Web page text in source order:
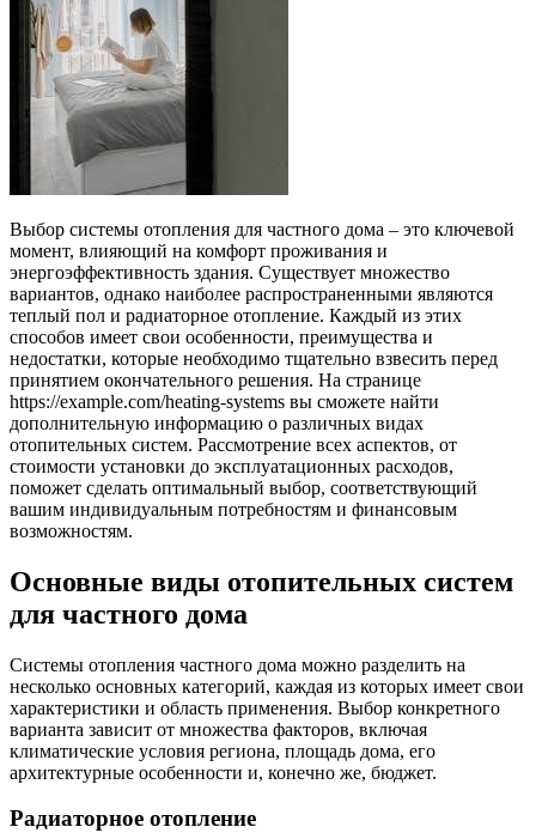
Выбор системы отопления для частного дома – это ключевой
момент, влияющий на комфорт проживания и
энергоэффективность здания. Существует множество
вариантов, однако наиболее распространенными являются
теплый пол и радиаторное отопление. Каждый из этих
способов имеет свои особенности, преимущества и
недостатки, которые необходимо тщательно взвесить перед
принятием окончательного решения. На странице
https://example.com/heating-systems вы сможете найти
дополнительную информацию о различных видах
отопительных систем. Рассмотрение всех аспектов, от
стоимости установки до эксплуатационных расходов,
поможет сделать оптимальный выбор, соответствующий
вашим индивидуальным потребностям и финансовым
возможностям.
Основные виды отопительных систем
для частного дома
Системы отопления частного дома можно разделить на
несколько основных категорий, каждая из которых имеет свои
характеристики и область применения. Выбор конкретного
варианта зависит от множества факторов, включая
климатические условия региона, площадь дома, его
архитектурные особенности и, конечно же, бюджет.
Радиаторное отопление